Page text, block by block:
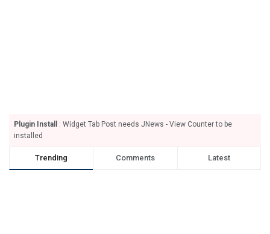
Plugin Install
: Widget Tab Post needs JNews - View Counter to be
installed
Trending Comments Latest